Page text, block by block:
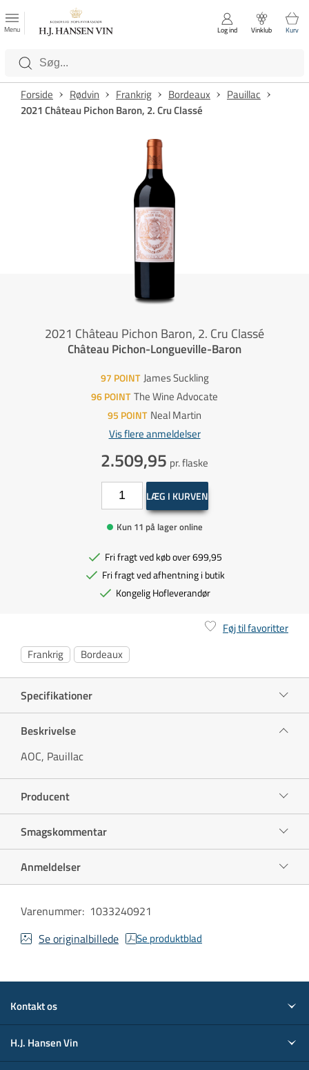
Luk
Kategorier
Menu Log ind Vinklub Kurv
Forside Rødvin Frankrig Bordeaux
Pauillac
2021 Château Pichon Baron, 2. Cru Classé
2021 Château Pichon Baron, 2. Cru Classé
Château Pichon-Longueville-Baron
97 POINT James Suckling
96POINT The Wine Advocate
95 POINT Neal Martin
Vis flere anmeldelser
2.509,95 pr. flaske
LÆG I KURVEN
Kun 11 på lager online
Fri fragt ved køb over 699,95
Fri fragt ved afhentning i butik
Kongelig Hofleverandør
Føj til favoritter
Frankrig
Bordeaux
Specifikationer
Beskrivelse
AOC, Pauillac
Producent
Smagskommentar
Anmeldelser
Varenummer: 1033240921
Se originalbillede
Se produktblad
Kontakt os
H.J. Hansen Vin